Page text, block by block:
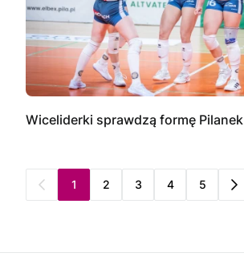
Wiceliderki sprawdzą formę Pilanek
1 2 3 4 5